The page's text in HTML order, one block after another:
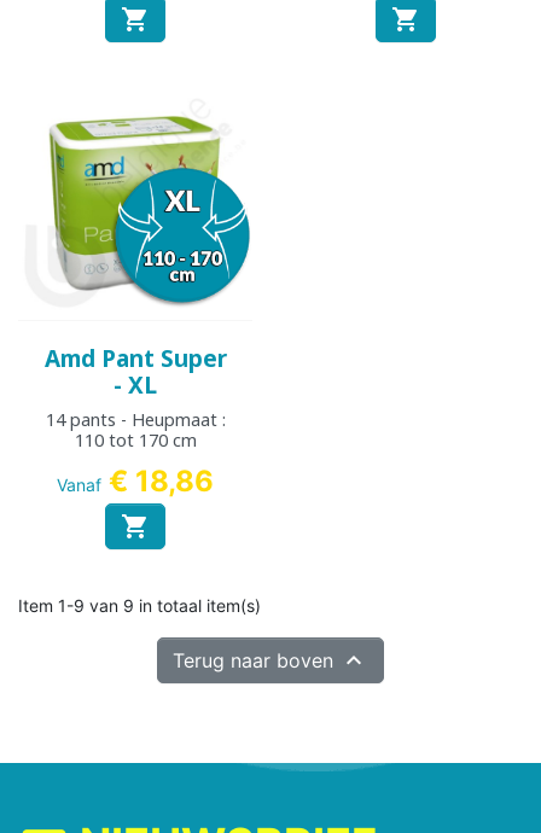
 
Amd Pant Super
- XL
14 pants - Heupmaat :
110 tot 170 cm
Vanaf € 18,86

Item 1-9 van 9 in totaal item(s)
Terug naar boven 